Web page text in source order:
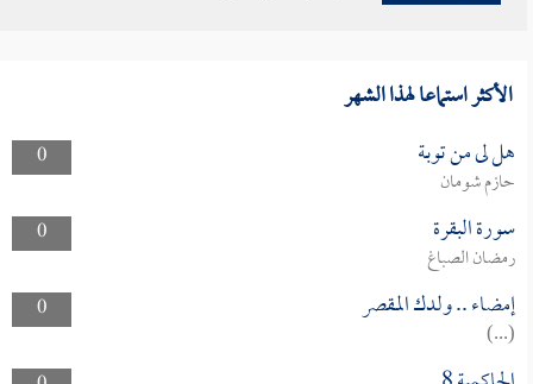
الأكثر استماعا لهذا الشهر
0 هل لى من توبة
حازم شومان
0
سورة البقرة
رمضان الصباغ
0
إمضاء .. ولدك المقصر
(...)